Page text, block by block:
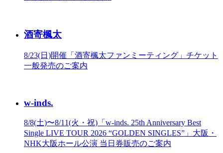
酒寄楓太
8/23(日)開催「酒寄楓太ファンミーティング」チケット
一般発売のご案内
w-inds.
8/8(土)〜8/11(火・祝)「w-inds. 25th Anniversary Best
Single LIVE TOUR 2026 “GOLDEN SINGLES”」大阪・
NHK大阪ホール公演 当日券販売のご案内